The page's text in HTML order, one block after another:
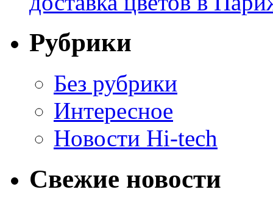
Рубрики
Без рубрики
Интересное
Новости Hi-tech
Свежие новости